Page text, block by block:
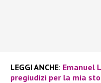
LEGGI ANCHE: Emanuel
pregiudizi per la mia